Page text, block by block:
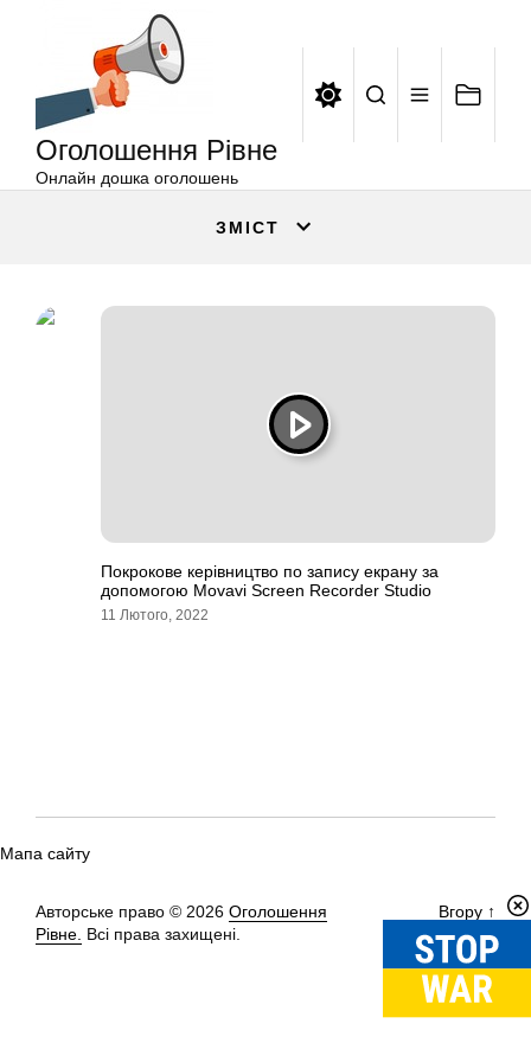
Оголошення Рівне
Онлайн дошка оголошень
ЗМІСТ
Покрокове керівництво по запису екрану за
допомогою Movavi Screen Recorder Studio
11 Лютого, 2022
Мапа сайту
Авторське право © 2026 Оголошення
Рівне. Всі права захищені.
Вгору ↑